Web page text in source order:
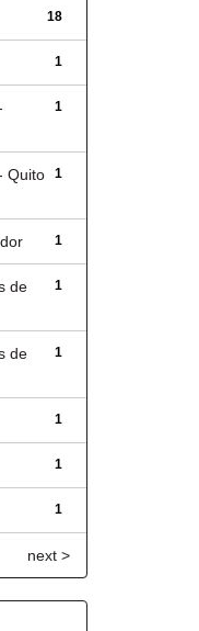
18
1
1
1
Quito
1
1
de
1
de
1
1
1
next >